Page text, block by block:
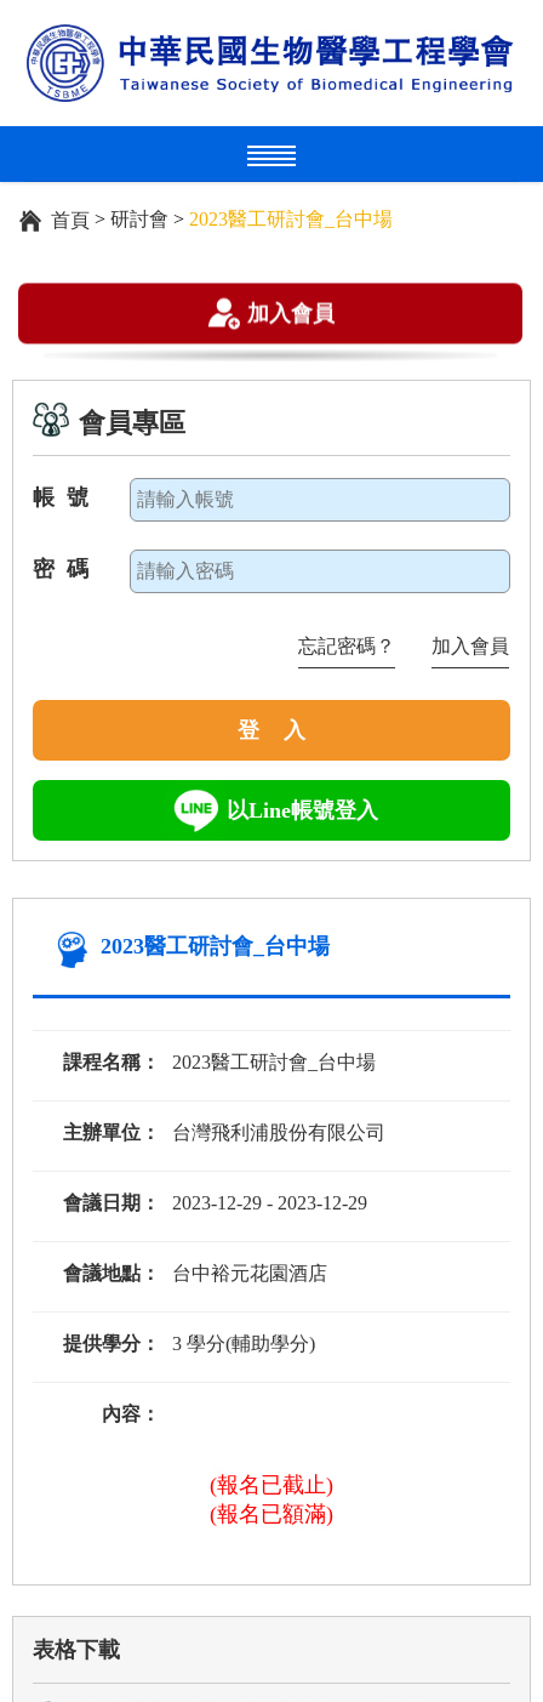
首頁 > 研討會 > 2023醫工研討會_台中場
加入會員
會員專區
帳 號
密 碼
忘記密碼？ 加入會員
登 入
以Line帳號登入
2023醫工研討會_台中場
課程名稱： 2023醫工研討會_台中場
主辦單位： 台灣飛利浦股份有限公司
會議日期： 2023-12-29 -2023-12-29
會議地點： 台中裕元花園酒店
提供學分： 3 學分(輔助學分)
內容：
(報名已截止)
(報名已額滿)
表格下載